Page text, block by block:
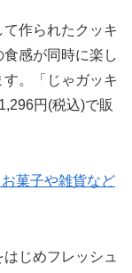
作られたクッキ
感が同時に楽し
。「じゃガッキ
円(税込)で販
菓子や雑貨など
じめフレッシュ